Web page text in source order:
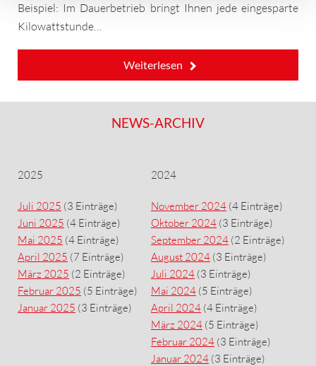
Beispiel: Im Dauerbetrieb bringt Ihnen jede eingesparte
Kilowattstunde…
Weiterlesen
NEWS-ARCHIV
2025
Juli 2025 (3 Einträge)
Juni 2025 (4 Einträge)
Mai 2025 (4 Einträge)
April 2025 (7 Einträge)
März 2025 (2 Einträge)
Februar 2025 (5 Einträge)
Januar 2025 (3 Einträge)
2024
November 2024 (4 Einträge)
Oktober 2024 (3 Einträge)
September 2024 (2 Einträge)
August 2024 (3 Einträge)
Juli 2024 (3 Einträge)
Mai 2024 (5 Einträge)
April 2024 (4 Einträge)
März 2024 (5 Einträge)
Februar 2024 (3 Einträge)
Januar 2024 (3 Einträge)